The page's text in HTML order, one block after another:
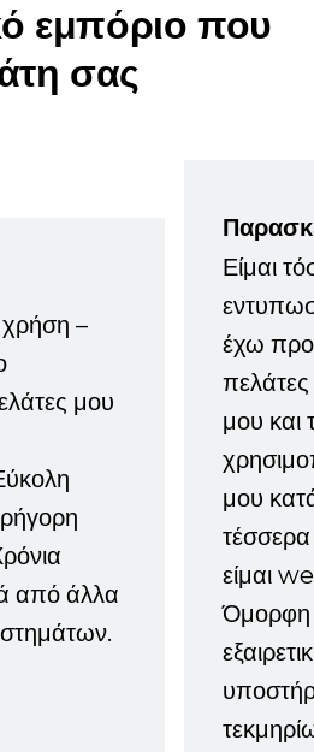
εμπόριο που
σας
–
μου
από άλλα
Είμαι
έχω
μου και
μου
είμαι
Όμορφη